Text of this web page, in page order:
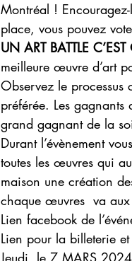
Montréal !
place, vous pouvez
UN ART BATTLE
meilleure œuvre d’art
Observez le
préférée. Les
grand gagnant de la
Durant l’évènement
toutes les œuvres qui
maison une création
chaque œuvres  va
Lien facebook de
Lien pour la billeterie
Jeudi, le 7 MARS